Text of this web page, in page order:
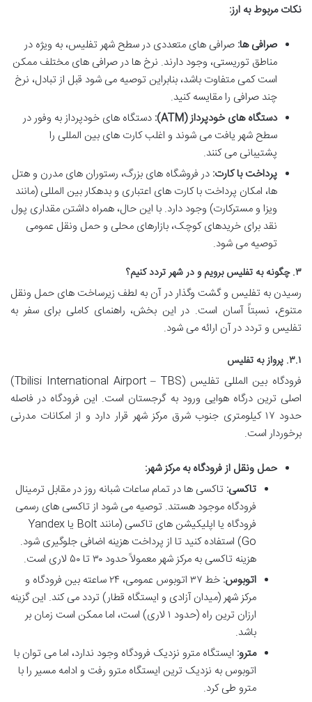
نکات مربوط به ارز:
صرافی ها: صرافی های متعددی در سطح شهر تفلیس، به ویژه در
مناطق توریستی، وجود دارند. نرخ ها در صرافی های مختلف ممکن
است کمی متفاوت باشد، بنابراین توصیه می شود قبل از تبادل، نرخ
چند صرافی را مقایسه کنید.
دستگاه های خودپرداز (ATM):
دستگاه های خودپرداز به وفور در
سطح شهر یافت می شوند و اغلب کارت های بین المللی را
پشتیبانی می کنند.
پرداخت با کارت: در فروشگاه های بزرگ، رستوران های مدرن و هتل
ها، امکان پرداخت با کارت های اعتباری و بدهکار بین المللی (مانند
ویزا و مسترکارت) وجود دارد. با این حال، همراه داشتن مقداری پول
نقد برای خریدهای کوچک، بازارهای محلی و حمل ونقل عمومی
توصیه می شود.
۳. چگونه به تفلیس برویم و در شهر تردد کنیم؟
رسیدن به تفلیس و گشت وگذار در آن به لطف زیرساخت های حمل ونقل
متنوع، نسبتاً آسان است. در این بخش، راهنمای کاملی برای سفر به
تفلیس و تردد در آن ارائه می شود.
۳.۱. پرواز به تفلیس
فرودگاه بین المللی تفلیس (Tbilisi International Airport – TBS)
اصلی ترین درگاه هوایی ورود به گرجستان است. این فرودگاه در فاصله
حدود ۱۷ کیلومتری جنوب شرق مرکز شهر قرار دارد و از امکانات مدرنی
برخوردار است.
حمل ونقل از فرودگاه به مرکز شهر:
تاکسی: تاکسی ها در تمام ساعات شبانه روز در مقابل ترمینال
فرودگاه موجود هستند. توصیه می شود از تاکسی های رسمی
فرودگاه یا اپلیکیشن های تاکسی (مانند Bolt یا Yandex
Go) استفاده کنید تا از پرداخت هزینه اضافی جلوگیری شود.
هزینه تاکسی به مرکز شهر معمولاً حدود ۳۰ تا ۵۰ لاری است.
اتوبوس:
خط ۳۷ اتوبوس عمومی، ۲۴ ساعته بین فرودگاه و
مرکز شهر (میدان آزادی و ایستگاه قطار) تردد می کند. این گزینه
ارزان ترین راه (حدود ۱ لاری) است، اما ممکن است زمان بر
باشد.
مترو: ایستگاه مترو نزدیک فرودگاه وجود ندارد، اما می توان با
اتوبوس به نزدیک ترین ایستگاه مترو رفت و ادامه مسیر را با
مترو طی کرد.